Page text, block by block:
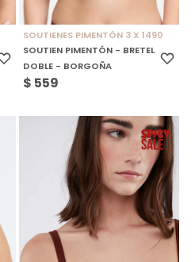
SOUTIENES PIMENTÓN 3 X 1490
SOUTIEN PIMENTÓN - BRETEL
DOBLE - BORGOÑA
$ 559